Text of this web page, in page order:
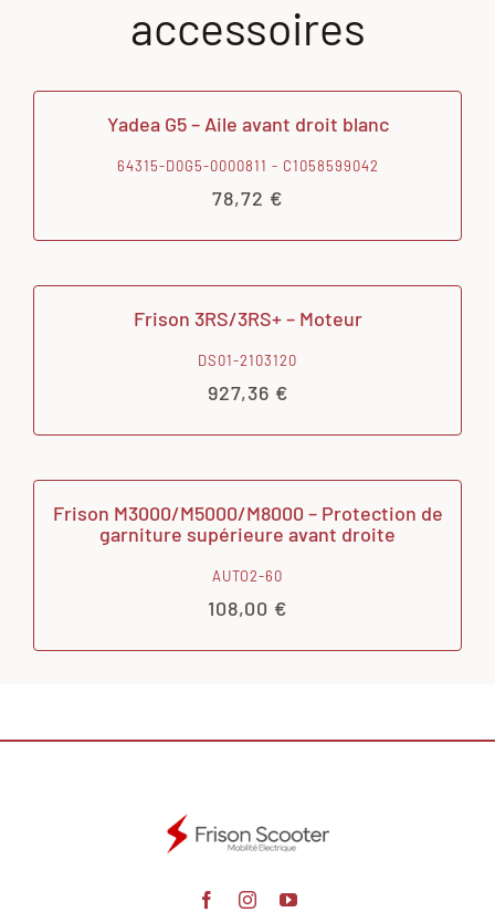
accessoires
Yadea G5 – Aile avant droit blanc
64315-D0G5-0000811 - C1058599042
78,72 €
Frison 3RS/3RS+ – Moteur
DS01-2103120
927,36 €
Frison M3000/M5000/M8000 – Protection de
garniture supérieure avant droite
AUTO2-60
108,00 €